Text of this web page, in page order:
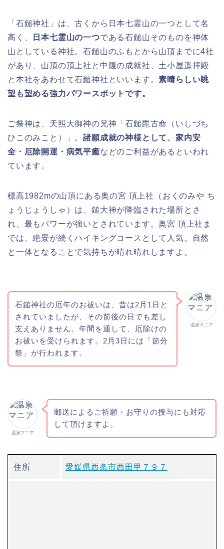
「 石鎚神社」は、古くから日本七霊山の一つとして名
高く、
日本七霊山の一つである石鎚山そのものを神体
山としている神社。石鎚山のふもとから山頂までに4社
があり、 山頂の頂上社と中腹の成就社、 土小屋遥拝殿
と本社をあわせて石鎚神社といいます。素晴らしい眺
望も望める強力パワースポットです。
ご祭神は、天照大御神の兄神「石鎚毘古命（いしづち
ひこのみこと）」。諸願成就の神様として、家内安
全・厄除開運・病気平癒などのご利益があるといわれ
ています。
標高1982mの山頂にある奥の宮 頂上社
（おくのみや ち
ょうじょうしゃ） は、鎚大神が降臨された場所とさ
れ、最もパワーが強いとされています。奥宮 頂上社ま
では、絶景が続くハイキングコースとして人気。自然
と一体となることで気持ちが晴れ晴れしますよ。
温泉マニア
石鎚神社の厄年のお祓いは、昔は2月1日と
されていましたが、その前後の日でも差し
支えありません。年間を通して、厄除けの
お祓いを受けられます。2月3日には「節分
祭」が行われます。
温泉マニア
郵送によるご祈願・お守りの授与にも対応
して頂けますよ。
住所 愛媛県西条市西田甲７９７